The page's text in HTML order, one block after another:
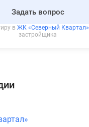
Задать вопрос
в ЖК «Северный Квартал»
застройщика